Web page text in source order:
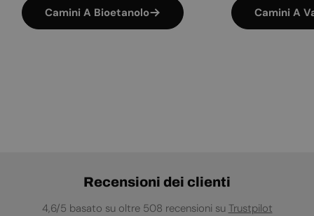
Camini A Bioetanolo Camini A
Recensioni dei clienti
4,6/5 basato su oltre 508 recensioni su Trustpilot